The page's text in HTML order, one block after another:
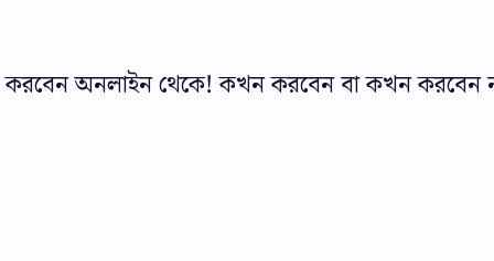
করবেন অনলাইন থেকে! কখন করবেন বা কখন করবেন